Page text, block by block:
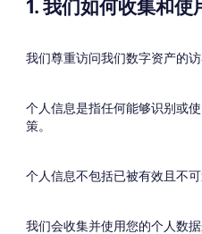
1. 我们如何收集和使
我们尊重访问我们数字资产的
个人信息是指任何能够识别或
策。
个人信息不包括已被有效且不
我们会收集并使用您的个人数